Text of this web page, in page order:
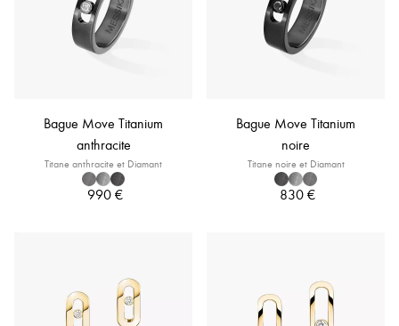
Bague Move Titanium
anthracite
Titane anthracite et Diamant
990 €
Bague Move Titanium
noire
Titane noire et Diamant
830 €